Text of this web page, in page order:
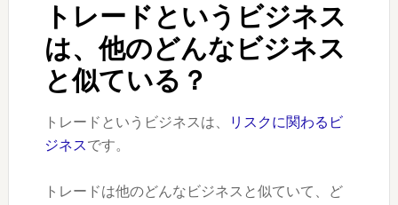
トレードというビジネス
は、他のどんなビジネス
と似ている？
トレードというビジネスは、
リスクに関わるビ
ジネスです。
トレードは他のどんなビジネスと似ていて、ど